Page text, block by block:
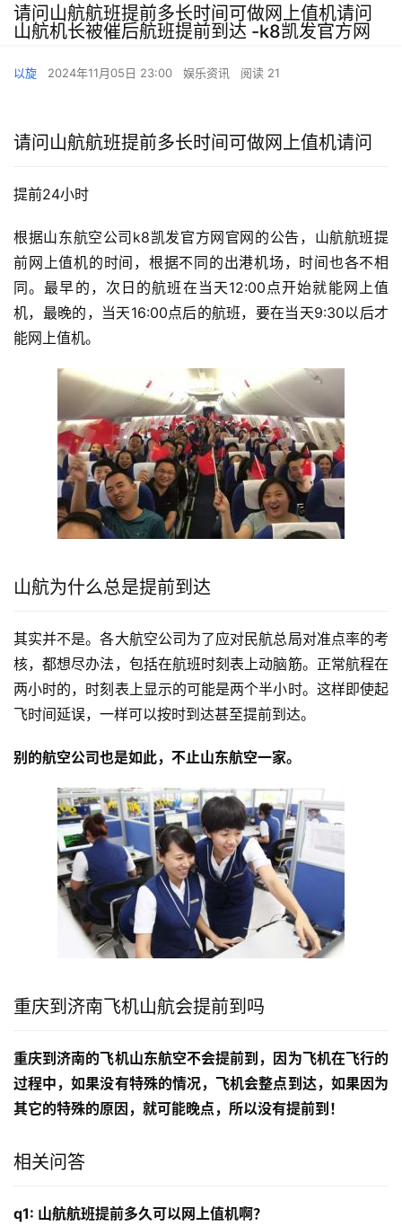
请问山航航班提前多长时间可做网上值机请问
山航机长被催后航班提前到达 -k8凯发官方网
以旋 2024年11月05日 23:00 娱乐资讯 阅读 21
请问山航航班提前多长时间可做网上值机请问
提前24小时
根据山东航空公司k8凯发官方网官网的公告，山航航班提
前网上值机的时间，根据不同的出港机场，时间也各不相
同。最早的，次日的航班在当天12:00点开始就能网上值
机，最晚的，当天16:00点后的航班，要在当天9:30以后才
能网上值机。
山航为什么总是提前到达
其实并不是。各大航空公司为了应对民航总局对准点率的考
核，都想尽办法，包括在航班时刻表上动脑筋。正常航程在
两小时的，时刻表上显示的可能是两个半小时。这样即使起
飞时间延误，一样可以按时到达甚至提前到达。
别的航空公司也是如此，不止山东航空一家。
重庆到济南飞机山航会提前到吗
重庆到济南的飞机山东航空不会提前到，因为飞机在飞行的
过程中，如果没有特殊的情况，飞机会整点到达，如果因为
其它的特殊的原因，就可能晚点，所以没有提前到！
相关问答
q1: 山航航班提前多久可以网上值机啊？